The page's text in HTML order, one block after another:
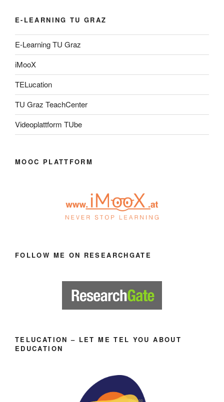
E-LEARNING TU GRAZ
E-Learning TU Graz
iMooX
TELucation
TU Graz TeachCenter
Videoplattform TUbe
MOOC PLATTFORM
FOLLOW ME ON RESEARCHGATE
TELUCATION – LET ME TEL YOU ABOUT
EDUCATION